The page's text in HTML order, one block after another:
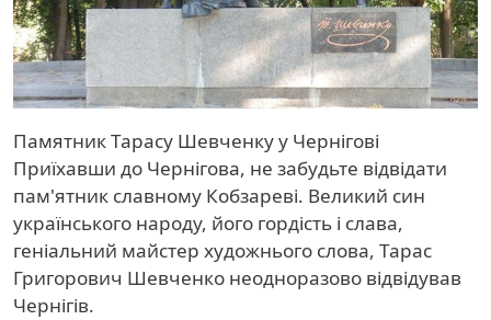
Памятник Тарасу Шевченку у Чернігові
Приїхавши до Чернігова, не забудьте відвідати
пам'ятник славному Кобзареві. Великий син
українського народу, його гордість і слава,
геніальний майстер художнього слова, Тарас
Григорович Шевченко неодноразово відвідував
Чернігів.